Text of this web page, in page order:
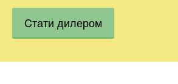
Cтати дилером
Дніпро
Івано-Франківськ
Область